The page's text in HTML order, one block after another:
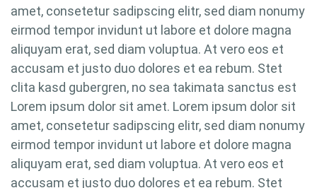
amet, consetetur sadipscing elitr, sed diam nonumy
eirmod tempor invidunt ut labore et dolore magna
aliquyam erat, sed diam voluptua. At vero eos et
accusam et justo duo dolores et ea rebum. Stet
clita kasd gubergren, no sea takimata sanctus est
Lorem ipsum dolor sit amet. Lorem ipsum dolor sit
amet, consetetur sadipscing elitr, sed diam nonumy
eirmod tempor invidunt ut labore et dolore magna
aliquyam erat, sed diam voluptua. At vero eos et
accusam et justo duo dolores et ea rebum. Stet